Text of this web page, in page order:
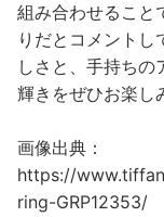
組み合わせること
りだとコメントし
しさと、手持ちの
輝きをぜひお楽し
画像出典：
https://
ring-GRP12353/